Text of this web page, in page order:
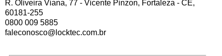
R. Oliveira Viana, 77 - Vicente Pinzon, Fortaleza - CE,
60181-255
0800 009 5885
faleconosco@locktec.com.br